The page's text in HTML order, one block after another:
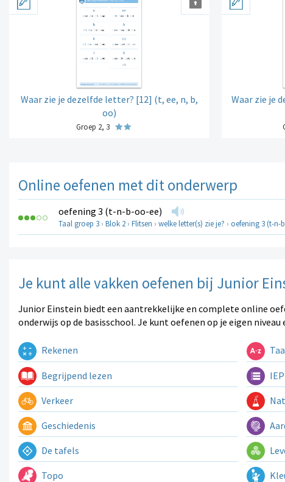
Waar zie je dezelfde letter? [12] (t, ee, n, b,
oo)
Groep 2, 3
Waar zie je
Online oefenen met dit onderwerp
oefening 3 (t-n-b-oo-ee)
Taal groep 3 › Blok 2 › Flitsen › welke letter(s) zie je? › oefening 3 (t-n-
Je kunt alle vakken oefenen bij Junior
Junior Einstein biedt een aantrekkelijke en complete online
onderwijs op de basisschool. Je kunt oefenen op je eigen
Rekenen
Begrijpend lezen
Verkeer
Geschiedenis
De tafels
Topo